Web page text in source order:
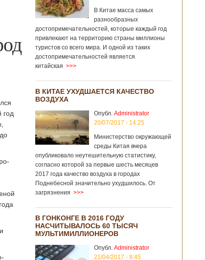
В Китае масса самых
разнообразных
достопримечательностей, которые каждый год
привлекают на территорию страны миллионы
туристов со всего мира. И одной из таких
достопримечательностей является
китайская >>>
В КИТАЕ УХУДШАЕТСЯ КАЧЕСТВО
ВОЗДУХА
Опубл. Administrator
20/07/2017 - 14:25
Министерство окружающей
среды Китая вчера
опубликовало неутешительную статистику,
согласно которой за первые шесть месяцев
2017 года качество воздуха в городах
Поднебесной значительно ухудшилось. От
загрязнения >>>
В ГОНКОНГЕ В 2016 ГОДУ
НАСЧИТЫВАЛОСЬ 60 ТЫСЯЧ
МУЛЬТИМИЛЛИОНЕРОВ
Опубл. Administrator
21/04/2017 - 9:45